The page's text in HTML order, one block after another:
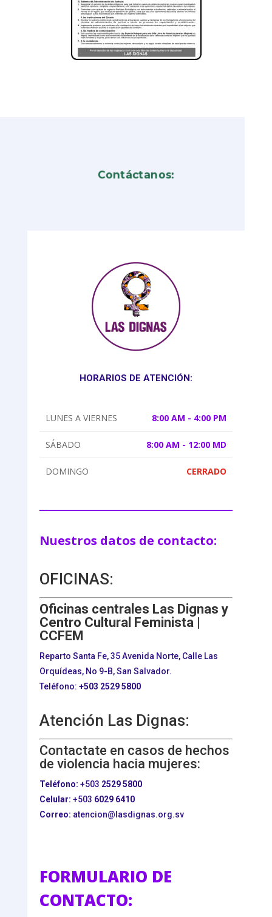
Contáctanos:
HORARIOS DE ATENCIÓN:
LUNES A VIERNES 8:00 AM - 4:00 PM
SÁBADO 8:00 AM - 12:00 MD
DOMINGO CERRADO
Nuestros datos de contacto:
OFICINAS:
Oficinas centrales Las Dignas y
Centro Cultural Feminista |
CCFEM
Reparto Santa Fe, 35 Avenida Norte, Calle Las
Orquídeas, No 9-B, San Salvador.
Teléfono: +503 2529 5800
Atención Las Dignas:
Contactate en casos de hechos
de violencia hacia mujeres:
Teléfono: +503 2529 5800
Celular: +503 6029 6410
Correo: atencion@lasdignas.org.sv
FORMULARIO DE
CONTACTO: